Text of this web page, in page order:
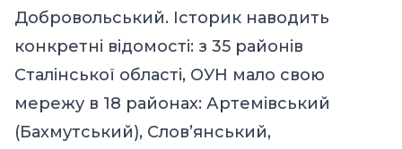
Добровольський. Історик наводить
конкретні відомості: з 35 районів
Сталінської області, ОУН мало свою
мережу в 18 районах: Артемівський
(Бахмутський), Слов’янський,